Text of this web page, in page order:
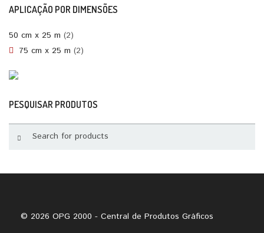
APLICAÇÃO POR DIMENSÕES
50 cm x 25 m (2)
75 cm x 25 m (2)
PESQUISAR PRODUTOS
© 2026 OPG 2000 - Central de Produtos Gráficos